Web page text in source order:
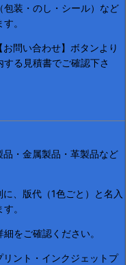
装・のし・シール）など
。
問い合わせ】ボタンより
る見積書でご確認下さ
・金属製品・革製品など
、版代（1色ごと）と名入
。
をご確認ください。
ント・インクジェットプ